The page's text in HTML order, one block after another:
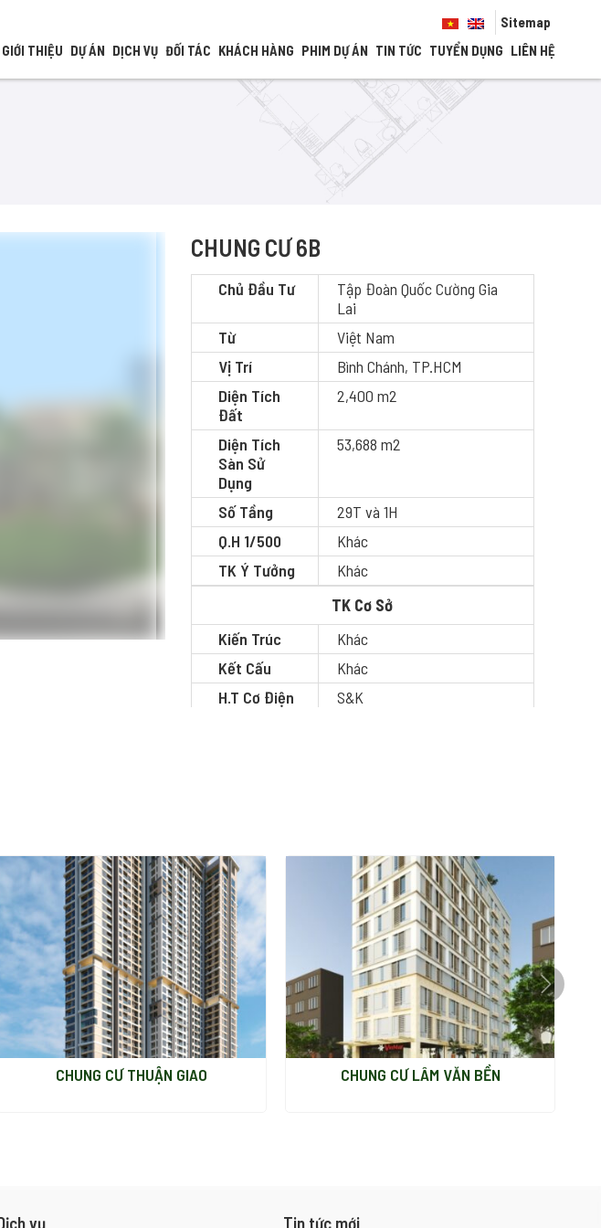
Sitemap
GIỚI THIỆU DỰ ÁN DỊCH VỤ ĐỐI TÁC KHÁCH HÀNG PHIM DỰ ÁN TIN TỨC TUYỂN DỤNG LIÊN HỆ
CHUNG CƯ 6B
Chủ Đầu Tư
Tập Đoàn Quốc Cường Gia
Lai
Từ
Việt Nam
Vị Trí
Bình Chánh, TP.HCM
Diện Tích
Đất
2,400 m2
Diện Tích
Sàn Sử
Dụng
53,688 m2
Số Tầng
29T và 1H
Q.H 1/500
Khác
TK Ý Tưởng
Khác
TK Cơ Sở
Kiến Trúc
Khác
Kết Cấu
Khác
H.T Cơ Điện
S&K
Dự Toán
S&K
Pháp Lý
Khác
QLDA /
QLTC
Khác
Hạ Tầng
Khác
Tình Trạng
Hoàn Thành
CHUNG CƯ THUẬN GIAO CHUNG CƯ LÂM VĂN BỀN
vụ Tin tức mới